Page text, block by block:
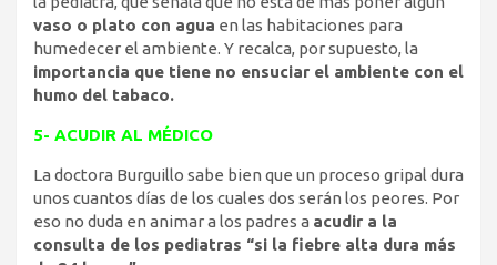
vaso o plato con agua en las habitaciones para
humedecer el ambiente. Y recalca, por supuesto, la
importancia que tiene no ensuciar el ambiente con el
humo del tabaco.
5- ACUDIR AL MÉDICO
La doctora Burguillo sabe bien que un proceso gripal dura
unos cuantos días de los cuales dos serán los peores. Por
eso no duda en animar a los padres a acudir a la
consulta de los pediatras “si la fiebre alta dura más